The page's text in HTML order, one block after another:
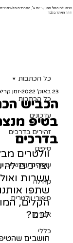
שימו לב! החל מה9/8 יום א׳,
דרך האתר בלבד
כל הכתבות
עדכונים
זהירים בדרכים
טיפים
עוסקים עצמאיים
קהילה
סיפורי וולטרים
אקדמי
כללי
כל הכתבות
הכביש
בטיפ
בדרכים
23 באוק׳ 2022 זמן קריאה 1
וולטרים
וצריכים
עשרות
שתפו
הקלים,
לכם?
חושבים